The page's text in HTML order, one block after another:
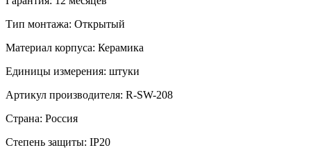
Тип монтажа: Открытый
Материал корпуса: Керамика
Единицы измерения: штуки
Артикул производителя: R-SW-208
Страна: Россия
Степень защиты: IP20